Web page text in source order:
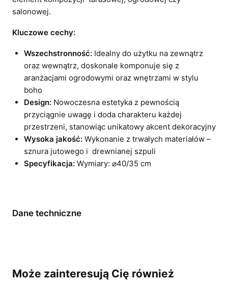
salonowej.
Kluczowe cechy:
Wszechstronność:Idealny do użytku na zewnątrz
oraz wewnątrz, doskonale komponuje się z
aranżacjami ogrodowymi oraz wnętrzami w stylu
boho
Design:Nowoczesna estetyka z pewnością
przyciągnie uwagę i doda charakteru każdej
przestrzeni, stanowiąc unikatowy akcent dekoracyjny
Wysoka jakość:Wykonanie z trwałych materiałów –
sznura jutowego i drewnianej szpuli
Specyfikacja:Wymiary: ⌀40/35 cm
Dane techniczne
Może zainteresują Cię również